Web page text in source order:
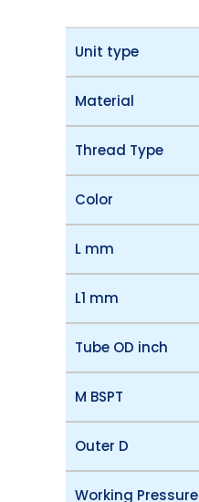
Unit type
Material
Thread Type
Color
L mm
L1 mm
Tube OD inch
M BSPT
Outer D
Working Pressure